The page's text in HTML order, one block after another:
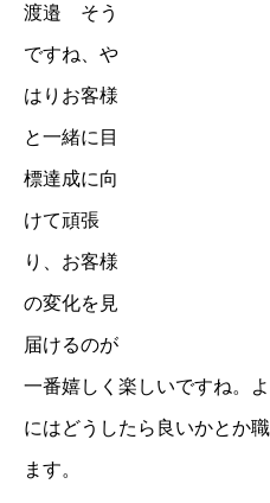
渡邉 そう
ですね、や
はりお客様
と一緒に目
標達成に向
けて頑張
り、お客様
の変化を見
届けるのが
一番嬉しく楽しいですね。
にはどうしたら良いかとか
ます。